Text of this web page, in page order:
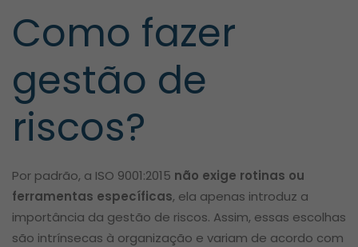
Como fazer
gestão de
riscos?
Por padrão, a ISO 9001:2015 não exige rotinas ou
ferramentas específicas, ela apenas introduz a
importância da gestão de riscos. Assim, essas escolhas
são intrínsecas à organização e variam de acordo com